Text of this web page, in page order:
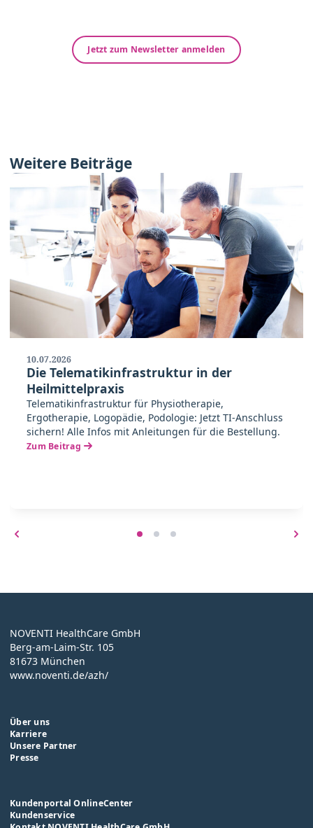
Jetzt zum Newsletter anmelden
Weitere Beiträge
10.07.2026
Die Telematikinfrastruktur in der
Heilmittelpraxis
Telematikinfrastruktur für Physiotherapie,
Ergotherapie, Logopädie, Podologie: Jetzt TI-Anschluss
sichern! Alle Infos mit Anleitungen für die Bestellung.
Zum Beitrag
NOVENTI HealthCare GmbH
Berg-am-Laim-Str. 105
81673 München
www.noventi.de/azh/
Über uns
Karriere
Unsere Partner
Presse
Kundenportal OnlineCenter
Kundenservice